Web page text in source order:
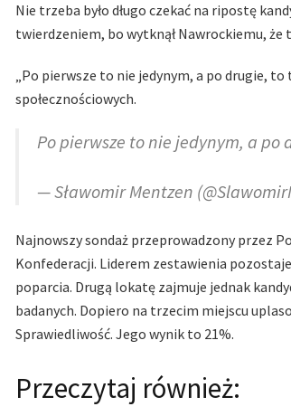
Nie trzeba było długo czekać na ripostę
twierdzeniem, bo wytknął Nawrockiemu, że
„Po pierwsze to nie jedynym, a po drugie, to
społecznościowych.
Po pierwsze to nie jedynym, a po
— Sławomir Mentzen
Najnowszy sondaż przeprowadzony przez
Konfederacji. Liderem zestawienia
poparcia. Drugą lokatę zajmuje jednak
badanych. Dopiero na trzecim miejscu
Sprawiedliwość. Jego wynik to 21%.
Przeczytaj również: